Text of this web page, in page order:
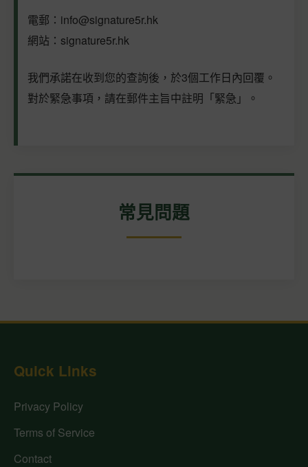
電郵： info@signature5r.hk
網站：signature5r.hk
我們承諾在收到您的查詢後，於3個工作日內回覆。
對於緊急事項，請在郵件主旨中註明「緊急」。
常見問題
Quick Links
Privacy Policy
Terms of Service
Contact